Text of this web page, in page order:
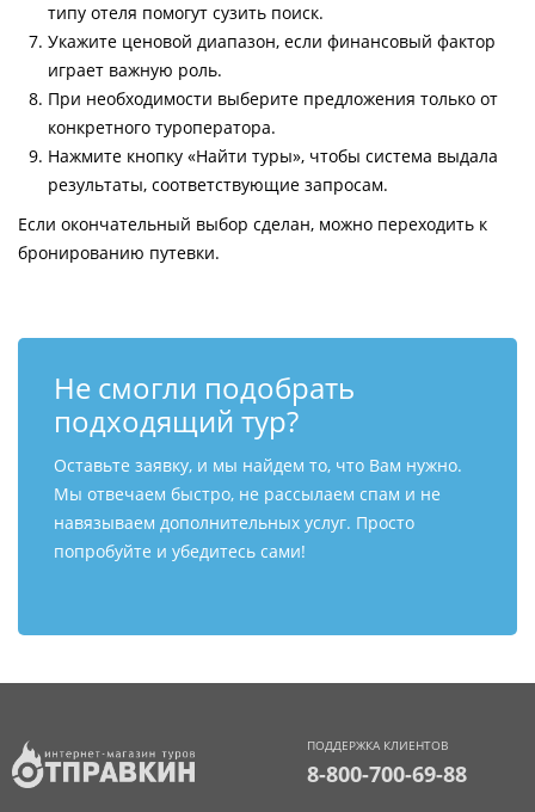
типу отеля помогут сузить поиск.
Укажите ценовой диапазон, если финансовый фактор
играет важную роль.
При необходимости выберите предложения только от
конкретного туроператора.
Нажмите кнопку «Найти туры», чтобы система выдала
результаты, соответствующие запросам.
Если окончательный выбор сделан, можно переходить к
бронированию путевки.
Не смогли подобрать
подходящий тур?
Оставьте заявку, и мы найдем то, что Вам нужно.
Мы отвечаем быстро, не рассылаем спам и не
навязываем дополнительных услуг. Просто
попробуйте и убедитесь сами!
ПОДДЕРЖКА КЛИЕНТОВ
8-800-700-69-88